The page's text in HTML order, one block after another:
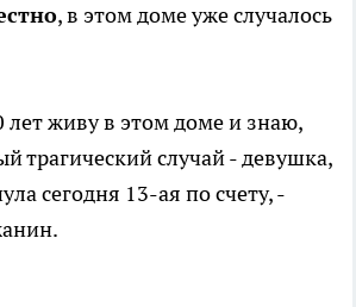
, в этом доме уже случалось
лет живу в этом доме и знаю,
трагический случай - девушка,
сегодня 13-ая по счету, -